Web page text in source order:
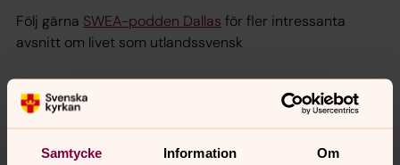
Samtycke Information Om
Följ gärna SWEA-podden Dallas för fler intressanta
avsnitt om livet som utlandssvensk
För att se innehållet behöver du acceptera kakor
för marknadsföring.